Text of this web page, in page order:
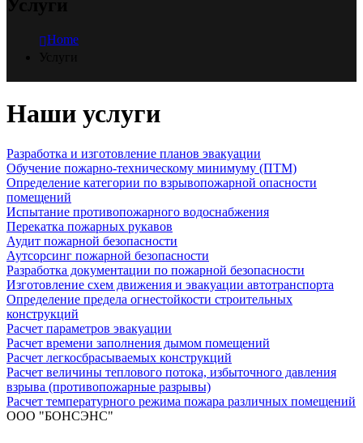
Home
Наши услуги
Разработка и изготовление планов эвакуации
Обучение пожарно-техническому минимуму (ПТМ)
Определение категории по взрывопожарной опасности
помещений
Испытание противопожарного водоснабжения
Перекатка пожарных рукавов
Аудит пожарной безопасности
Аутсорсинг пожарной безопасности
Разработка документации по пожарной безопасности
Изготовление схем движения и эвакуации автотранспорта
Определение предела огнестойкости строительных
конструкций
Расчет параметров эвакуации
Расчет времени заполнения дымом помещений
Расчет легкосбрасываемых конструкций
Расчет величины теплового потока, избыточного давления
взрыва (противопожарные разрывы)
Расчет температурного режима пожара различных помещений
ООО "БОНСЭНС"